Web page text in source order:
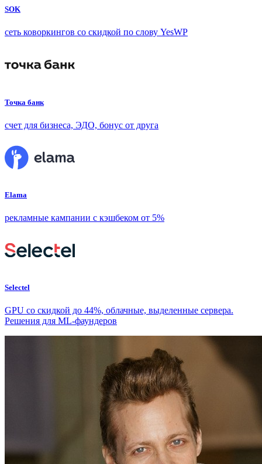
SOK
сеть коворкингов со скидкой по слову YesWP
Точка банк
счет для бизнеса, ЭДО, бонус от друга
Elama
рекламные кампании с кэшбеком от 5%
Selectel
GPU со скидкой до 44%, облачные, выделенные сервера.
Решения для ML-фаундеров